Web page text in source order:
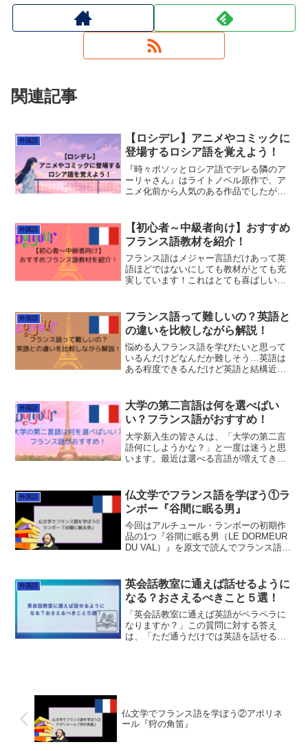
関連記事
外国語
【ロシデレ】アニメやコミックに
登場するロシア語を覚えよう！
『時々ボソッとロシア語でデレる隣のア
ーリャさん』はライトノベル原作で、ア
ニメ化前から人気のある作品でしたが、
されていて、こちらも非常に好評です！
(function(b,...
外国語
【初心者～中級者向け】おすすめ
フランス語教材を紹介！
フランス語はメジャー言語だけあって英
語ほどではないにしても教材がとても充
実しています！これはとても喜ばしいこ
ん。特に初心者～中級者向けの参考書は
たくさんありますね。この...
外国語
フランス語って難しいの？英語と
の違いを比較しながら解説！
悩める人フランス語を学びたいと思って
いるんだけどなんだか難しそう…英語は
ある程度できるんだけど英語と結構近い
学んでみたいという方は「フランス語っ
てどういうところが難しい...
外国語
大学の第二言語は何を選べばい
い？フランス語がおすすめ！
大学新入生の皆さんは、「大学の第二言
語何にしようかな？」と一度は迷うと思
います。最近は選べる言語が増えてきて
ア語、スペイン語、中国語、韓国語…
「絶対この言語がいい！」と...
外国語
仏文学でフランス語を学ぼう①ラ
ンボー『谷間に眠る男』
今回はアルチュール・ランボーの初期作
品の1つ『谷間に眠る男（LE DORMEUR
DU VAL）』を原文で読んでフランス語を
（1854-1891）が難解なのはその作品だ
け...
外国語
英会話教室に通えば話せるように
なる？おさえるべきこと５選！
「英会話教室に通えば英語がペラペラに
なりますか？」この質問に対する答え
は、「ただ通うだけでは英語を話せるよ
仏文学でフランス語を学ぼう②アポリネ
ール『狩の角笛』